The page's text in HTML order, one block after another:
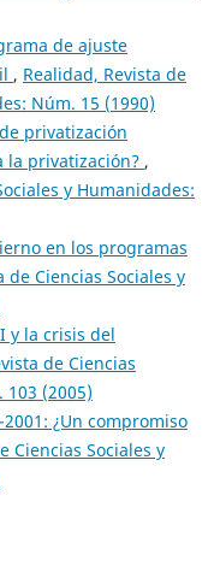
de ajuste
, Realidad, Revista de
Núm. 15 (1990)
privatización
la privatización? ,
y Humanidades:
en los programas
de Ciencias Sociales y
y la crisis del
de Ciencias
103 (2005)
2001: ¿Un compromiso
Ciencias Sociales y